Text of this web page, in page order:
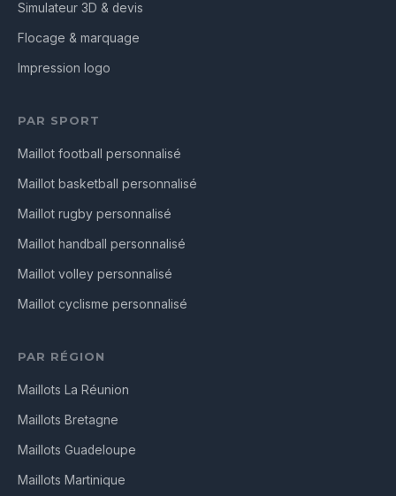
Simulateur 3D & devis
Flocage & marquage
Impression logo
PAR SPORT
Maillot football personnalisé
Maillot basketball personnalisé
Maillot rugby personnalisé
Maillot handball personnalisé
Maillot volley personnalisé
Maillot cyclisme personnalisé
PAR RÉGION
Maillots La Réunion
Maillots Bretagne
Maillots Guadeloupe
Maillots Martinique